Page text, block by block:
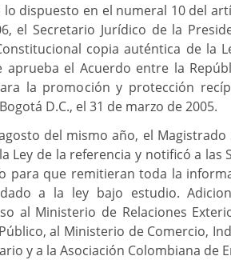
dispuesto en el numeral 10 del
el Secretario Jurídico de la
copia auténtica de la
aprueba el Acuerdo entre la
la promoción y protección
D.C., el 31 de marzo de 2005.
del mismo año, el
Ley de la referencia y notificó a las
para que remitieran toda la
a la ley bajo estudio.
al Ministerio de Relaciones
al Ministerio de Comercio,
y a la Asociación Colombiana de